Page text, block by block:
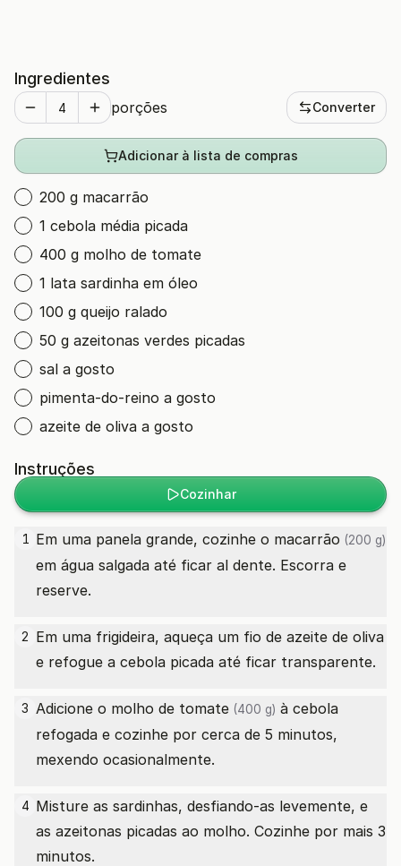
Ingredientes
porções Converter
Adicionar à lista de compras
200 g macarrão
1 cebola média picada
400 g molho de tomate
1 lata sardinha em óleo
100 g queijo ralado
50 g azeitonas verdes picadas
sal a gosto
pimenta-do-reino a gosto
azeite de oliva a gosto
Instruções
Cozinhar
1 Em uma panela grande, cozinhe o macarrão (200 g)
em água salgada até ficar al dente. Escorra e
reserve.
2 Em uma frigideira, aqueça um fio de azeite de oliva
e refogue a cebola picada até ficar transparente.
3 Adicione o molho de tomate (400 g) à cebola
refogada e cozinhe por cerca de 5 minutos,
mexendo ocasionalmente.
4 Misture as sardinhas, desfiando-as levemente, e
as azeitonas picadas ao molho. Cozinhe por mais 3
minutos.